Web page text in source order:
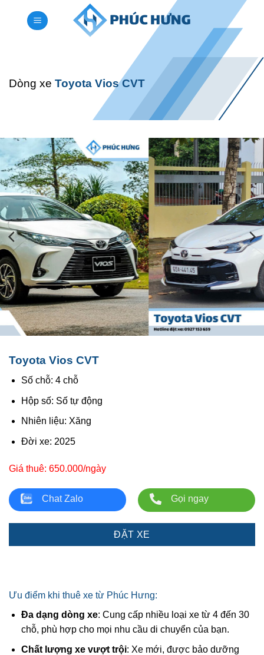
Dòng xe Toyota Vios CVT
Toyota Vios CVT
Số chỗ: 4 chỗ
Hộp số: Số tự động
Nhiên liệu: Xăng
Đời xe: 2025
Giá thuê: 650.000/ngày
Chat Zalo Gọi ngay
ĐẶT XE
Ưu điểm khi thuê xe từ Phúc Hưng:
Đa dạng dòng xe: Cung cấp nhiều loại xe từ 4 đến 30
chỗ, phù hợp cho mọi nhu cầu di chuyển của bạn.
Chất lượng xe vượt trội: Xe mới, được bảo dưỡng